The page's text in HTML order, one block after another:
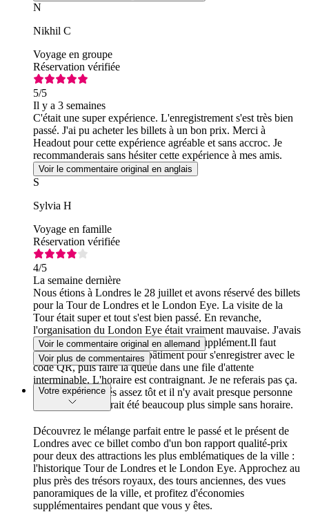
N
Nikhil C
Voyage en groupe
Réservation vérifiée
5/5
Il y a 3 semaines
C'était une super expérience. L'enregistrement s'est très bien
passé. J'ai pu acheter les billets à un bon prix. Merci à
Headout pour cette expérience agréable et sans accroc. Je
recommanderais sans hésiter cette expérience à mes amis.
Voir le commentaire original en anglais
S
Sylvia H
Voyage en famille
Réservation vérifiée
4/5
La semaine dernière
Nous étions à Londres le 28 juillet et avons réservé des billets
pour la Tour de Londres et le London Eye. La visite de la
Tour était super et tout s'est bien passé. En revanche,
l'organisation du London Eye était vraiment mauvaise. J'avais
réservé un créneau horaire et payé un supplément.Il faut
d'abord se rendre dans un bâtiment pour s'enregistrer avec le
code QR, puis faire la queue dans une file d'attente
interminable. L'horaire est contraignant. Je ne referais pas ça.
Nous étions arrivés assez tôt et il n'y avait presque personne
sur place ; cela aurait été beaucoup plus simple sans horaire.
Voir le commentaire original en allemand
Voir plus de commentaires
Votre expérience
Découvrez le mélange parfait entre le passé et le présent de
Londres avec ce billet combo d'un bon rapport qualité-prix
pour deux des attractions les plus emblématiques de la ville :
l'historique Tour de Londres et le London Eye. Approchez au
plus près des trésors royaux, des tours anciennes, des vues
panoramiques de la ville, et profitez d'économies
supplémentaires pendant que vous y êtes.